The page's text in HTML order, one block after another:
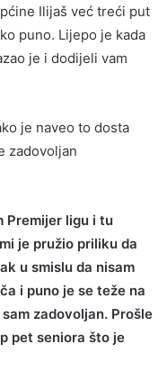
Ilijaš već treći put
puno. Lijepo je kada
je i dodijeli vam
je naveo to dosta
zadovoljan
Premijer ligu i tu
je pružio priliku da
u smislu da nisam
i puno je se teže na
zadovoljan. Prošle
pet seniora što je